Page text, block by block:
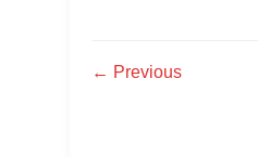
← Previous